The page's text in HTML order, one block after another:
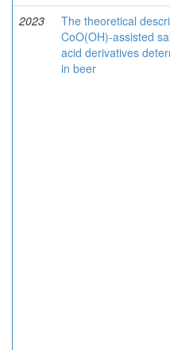
2023
The theoretical
CoO(OH)-assisted
acid derivatives
in beer